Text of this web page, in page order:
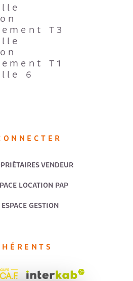
T3
T1
6
VENDEUR
LOCATION PAP
ESPACE GESTION